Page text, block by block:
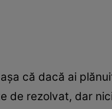
că dacă ai
de rezolvat, dar